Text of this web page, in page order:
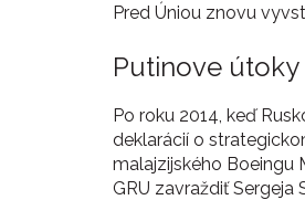
Pred Úniou znovu
Putinove
Po roku 2014, keď
deklarácií o
malajzijského Boeingu
GRU zavraždiť